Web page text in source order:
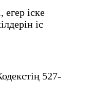
егер іске
іс
527-